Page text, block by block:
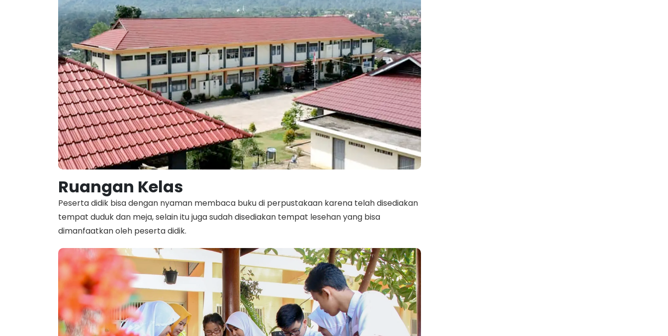
Ruangan Kelas
Peserta didik bisa dengan nyaman membaca buku di perpustakaan karena telah disediakan
tempat duduk dan meja, selain itu juga sudah disediakan tempat lesehan yang bisa
dimanfaatkan oleh peserta didik.